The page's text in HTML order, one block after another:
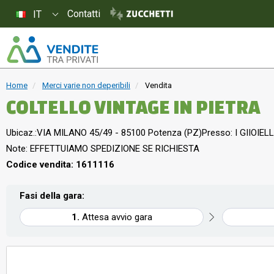
Home Merci varie non deperibili Vendita
COLTELLO VINTAGE IN PIETRA
Ubicaz.:VIA MILANO 45/49 - 85100 Potenza (PZ)Presso: I
Note: EFFETTUIAMO SPEDIZIONE SE RICHIESTA
Codice vendita: 1611116
Fasi della gara:
Attesa avvio gara
IT Contatti